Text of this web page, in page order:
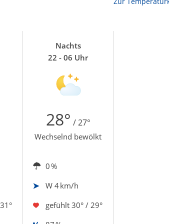
Nachts
22 - 06 Uhr
28° / 27°
Wechselnd bewölkt
0 %
W 4 km/h
gefühlt 30° / 29°